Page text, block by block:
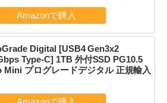
Digital [USB4 Gen3x2
Type-C] 1TB 外付SSD PG10.5
Mini プログレードデジタル 正規輸入